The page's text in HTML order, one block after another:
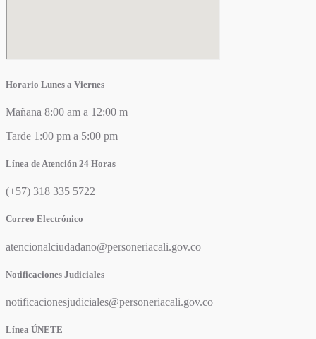
Horario Lunes a Viernes
Mañana 8:00 am a 12:00 m
Tarde 1:00 pm a 5:00 pm
Línea de Atención 24 Horas
(+57) 318 335 5722
Correo Electrónico
atencionalciudadano@personeriacali.gov.co
Notificaciones Judiciales
notificacionesjudiciales@personeriacali.gov.co
Línea ÚNETE